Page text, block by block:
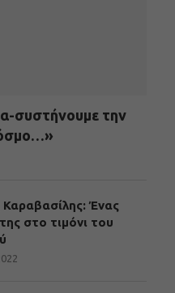
συστήνουμε την
Ένας
στο τιμόνι του